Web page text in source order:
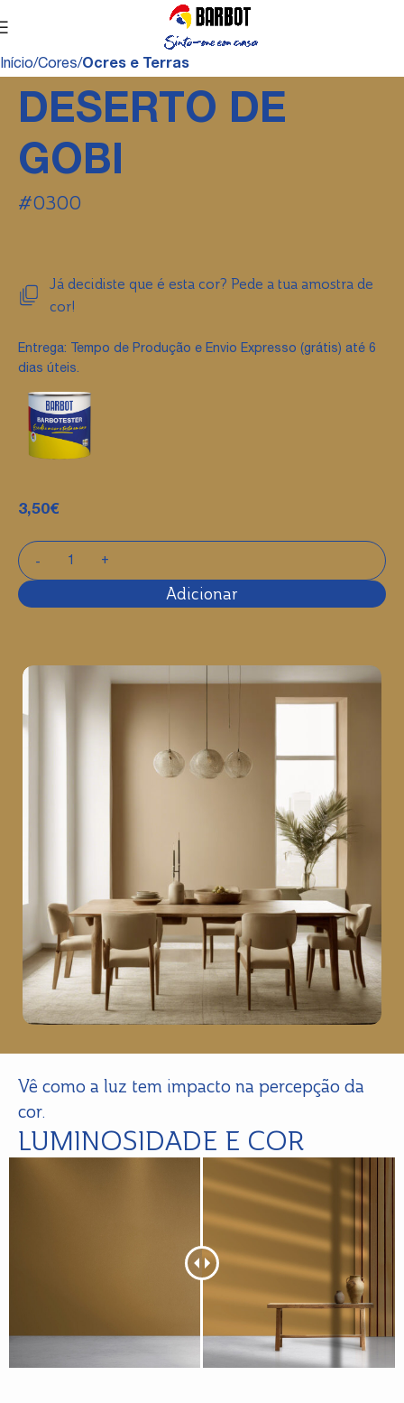
Início Cores Ocres e Terras
DESERTO DE
GOBI
#0300
Já decidiste que é esta cor? Pede a tua amostra de
cor!
Entrega: Tempo de Produção e Envio Expresso (grátis) até 6
dias úteis.
3,50€
Adicionar
Vê como a luz tem impacto na percepção da
cor.
LUMINOSIDADE E COR